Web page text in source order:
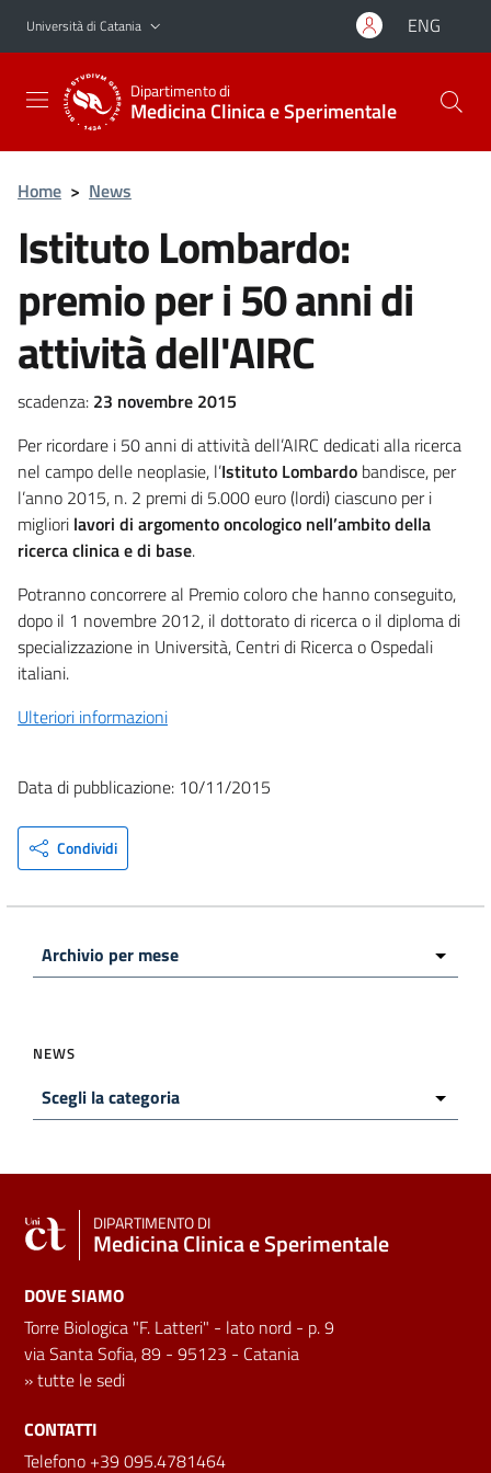
Vai al contenuto principale
Vai al menu di navigazione
Università di Catania ENG
Dipartimento di
Medicina Clinica e Sperimentale
Home > News
Istituto Lombardo:
premio per i 50 anni di
attività dell'AIRC
scadenza: 23 novembre 2015
Per ricordare i 50 anni di attività dell’AIRC dedicati alla ricerca
nel campo delle neoplasie, l’Istituto Lombardo bandisce, per
l’anno 2015, n. 2 premi di 5.000 euro (lordi) ciascuno per i
migliori lavori di argomento oncologico nell’ambito della
ricerca clinica e di base.
Potranno concorrere al Premio coloro che hanno conseguito,
dopo il 1 novembre 2012, il dottorato di ricerca o il diploma di
specializzazione in Università, Centri di Ricerca o Ospedali
italiani.
Ulteriori informazioni
Data di pubblicazione: 10/11/2015
Condividi
NEWS
DIPARTIMENTO DI
Medicina Clinica e Sperimentale
DOVE SIAMO
Torre Biologica "F. Latteri" - lato nord - p. 9
via Santa Sofia, 89 - 95123 - Catania
»tutte le sedi
CONTATTI
Telefono +39 095.4781464